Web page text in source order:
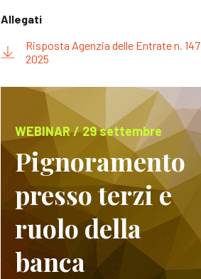
Allegati
Risposta Agenzia delle Entrate n. 147
2025
WEBINAR / 29 settembre
Pignoramento
presso terzi e
ruolo della
banca